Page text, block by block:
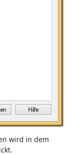
wird in dem